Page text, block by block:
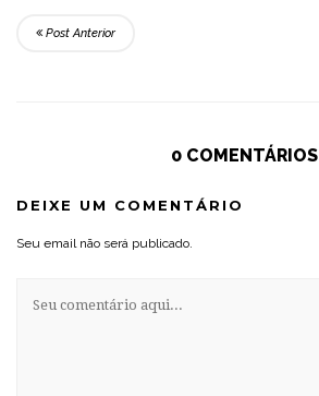
Post Anterior
0 COMENTÁRIOS
DEIXE UM COMENTÁRIO
Seu email não será publicado.